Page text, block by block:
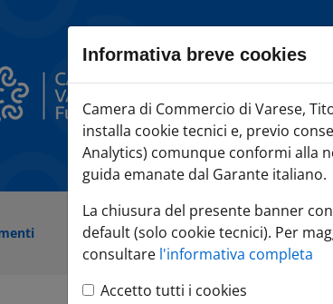
briciole di pane
della pagina
alle informazioni correlate via TAG
di
Informativa breve cookies
Camera di Commercio di Varese,
installa cookie tecnici e, previo
Analytics) comunque conformi alla
guida emanate dal Garante italiano.
La chiusura del presente banner
default (solo cookie tecnici). Per
consultare l'informativa completa
Accetto tutti i cookies